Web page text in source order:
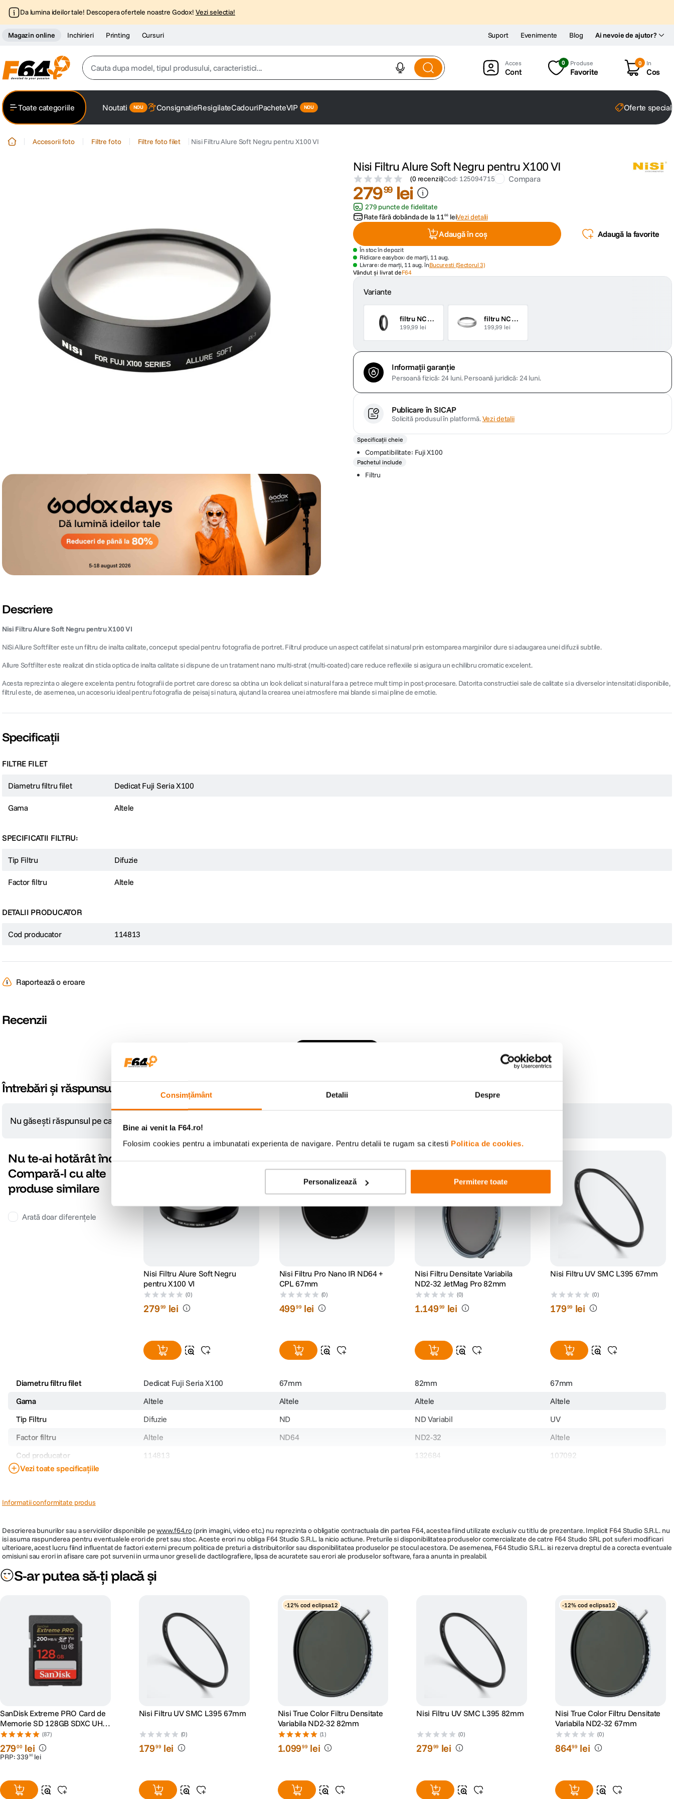
Consimțământ Detalii Despre
Bine ai venit la F64.ro!
Folosim cookies pentru a imbunatati experienta de navigare. Pentru detalii te rugam sa citesti Politica de cookies.
Personalizează Permitere toate
Da lumina ideilor tale! Descopera ofertele noastre Godox! Vezi selectia!
Magazin online Inchirieri Printing Cursuri Ai nevoie de ajutor?
Suport Evenimente Blog
Cauta dupa model, tipul produsului, caracteristici...
2 trepied
6. lavaliera
sony fx
9.
Cont
0 Produse
Favorite
0 In
Cos
Toate categoriile Noutati ConsignatieResigilateCadouriPacheteVIP Oferte
Accesorii foto Filtre foto Filtre foto filet Nisi Filtru Alure Soft Negru pentru X100 VI
Nisi Filtru Alure Soft Negru pentru X100 VI
(0 recenzii)Cod: 125094715 Compara
27999 lei
279 puncte de fidelitate
Rate fără dobânda de la 1166 leiVezi detalii
Adaugă în coș Adaugă la favorite
În stoc în depozit
Ridicare easybox: de marți, 11 aug.
Livrare: de marți, 11 aug. înBucuresti (Sectorul 3)
Vândut și livrat deF64
Variante
filtru NC UV negru
199,99 lei
filtru NC UV argintiu
199,99 lei
Informații garanție
Persoană fizică: 24 luni.Persoană juridică: 24 luni.
Publicare în SICAP
Solicită produsul în platformă.Vezi detalii
Specificații cheie
Compatibilitate: Fuji X100
Pachetul include
Filtru
Descriere
Nisi Filtru Alure Soft Negru pentru X100 VI
NiSi Allure Softfilter este un filtru de inalta calitate, conceput special pentru fotografia de portret. Filtrul produce un aspect catifelat si natural prin estomparea marginilor dure si adaugarea unei difuzii subtile.
Allure Softfilter este realizat din sticla optica de inalta calitate si dispune de un tratament nano multi-strat (multi-coated) care reduce reflexiile si asigura un echilibru cromatic excelent.
Acesta reprezinta o alegere excelenta pentru fotografii de portret care doresc sa obtina un look delicat si natural fara a petrece mult timp in post-procesare. Datorita constructiei sale de calitate si a diverselor intensitati disponibile,
filtrul este, de asemenea, un accesoriu ideal pentru fotografia de peisaj si natura, ajutand la crearea unei atmosfere mai blande si mai pline de emotie.
Specificații
FILTRE FILET
Diametru filtru filet Dedicat Fuji Seria X100
Gama Altele
SPECIFICATII FILTRU:
Tip Filtru Difuzie
Factor filtru Altele
DETALII PRODUCATOR
Cod producator 114813
Raportează o eroare
Recenzii
Întrebări și răspunsuri
Nu găsești răspunsul pe care îl cauți?
Nu te-ai hotărât încă?
Compară-l cu alte
produse similare
Arată doar diferențele
Nisi Filtru Alure Soft Negru
pentru X100 VI
(0)
27999 lei
cumpara impreuna: -10% discount
-12% cod eclipsa12
Nisi Filtru Pro Nano IR ND64 +
CPL 67mm
(0)
49999 lei
Nisi Filtru Densitate Variabila
ND2-32 JetMag Pro 82mm
(0)
1.14999 lei
Nisi Filtru UV SMC L395 67mm
(0)
17999 lei
Diametru filtru filet Dedicat Fuji Seria X100 67mm 82mm
67mm
Gama
Altele Altele Altele
Altele
Tip Filtru
Difuzie ND ND Variabil
UV
Factor filtru
Altele ND64 ND2-32
Altele
Cod producator
114813 132684
107092
PRP
Vezi toate specificațiile
Informatii conformitate produs
Descrierea bunurilor sau a serviciilor disponibile pewww.f64.ro(prin imagini, video etc.) nu reprezinta o obligatie contractuala din partea F64, acestea fiind utilizate exclusiv cu titlu de prezentare. Implicit F64 Studio S.R.L. nu
isi asuma raspunderea pentru eventualele erori de pret sau stoc. Aceste erori nu obliga F64 Studio S.R.L. la nicio actiune. Preturile si disponibilitatea produselor comercializate de catre F64 Studio SRL pot suferi modificari
ulterioare, acest lucru fiind influentat de factori externi precum politica de preturi a distribuitorilor sau disponibilitatea produselor pe stocul acestora. De asemenea, F64 Studio S.R.L. isi rezerva dreptul de a corecta eventuale
omisiuni sau erori in afisare care pot surveni in urma unor greseli de dactilografiere, lipsa de acuratete sau erori ale produselor software, fara a anunta in prealabil.
S-ar putea să-ți placă și
SanDisk Extreme PRO Card de
Memorie SD 128GB SDXC UHS-
I Class 10 U3 V30 + 2 Ani
RescuePRO Deluxe
(87)
27900 lei
PRP:339 90 lei
Nisi Filtru UV SMC L395 67mm
(0)
17999 lei
-12% cod eclipsa12
Nisi True Color Filtru Densitate
Variabila ND2-32 82mm
(1)
1.09999 lei
Nisi Filtru UV SMC L395 82mm
(0)
27999 lei
-12% cod eclipsa12
Nisi True Color Filtru Densitate
Variabila ND2-32 67mm
(0)
86499 lei